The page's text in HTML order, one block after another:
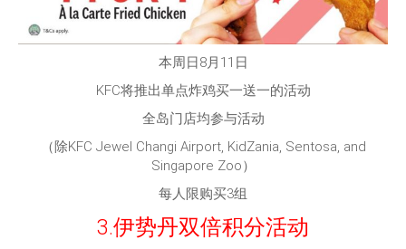
本周日8月11日
KFC将推出单点炸鸡买一送一的活动
全岛门店均参与活动
（除KFC Jewel Changi Airport, KidZania, Sentosa, and
Singapore Zoo）
每人限购买3组
3.伊势丹双倍积分活动